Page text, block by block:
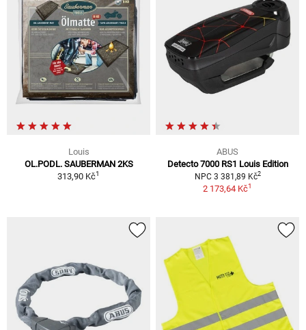
Louis
OL.PODL. SAUBERMAN 2KS
313,90 Kč1
ABUS
Detecto 7000 RS1 Louis Edition
NPC 3 381,89 Kč2
2 173,64 Kč1